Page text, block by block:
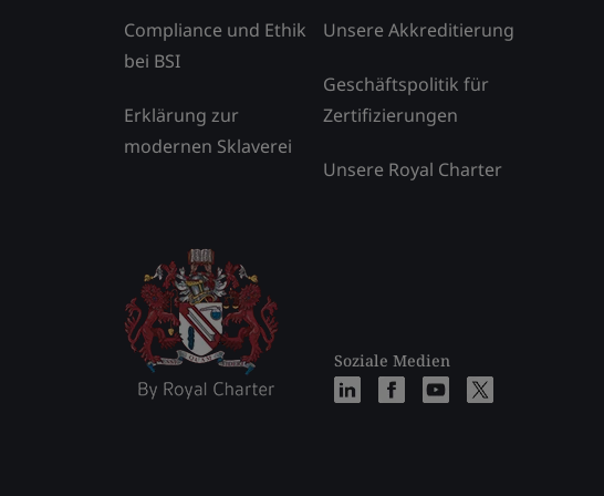
Compliance und Ethik
bei BSI
Erklärung zur
modernen Sklaverei
Unsere Akkreditierung
Geschäftspolitik für
Zertifizierungen
Unsere Royal Charter
Soziale Medien